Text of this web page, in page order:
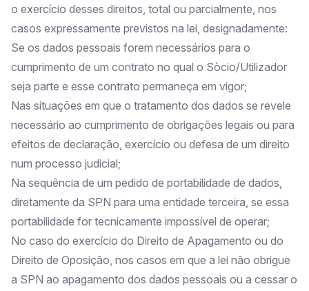
o exercício desses direitos, total ou parcialmente, nos
casos expressamente previstos na lei, designadamente:
Se os dados pessoais forem necessários para o
cumprimento de um contrato no qual o Sòcio/Utilizador
seja parte e esse contrato permaneça em vigor;
Nas situações em que o tratamento dos dados se revele
necessário ao cumprimento de obrigações legais ou para
efeitos de declaração, exercício ou defesa de um direito
num processo judicial;
Na sequência de um pedido de portabilidade de dados,
diretamente da SPN para uma entidade terceira, se essa
portabilidade for tecnicamente impossível de operar;
No caso do exercício do Direito de Apagamento ou do
Direito de Oposição, nos casos em que a lei não obrigue
a SPN ao apagamento dos dados pessoais ou a cessar o